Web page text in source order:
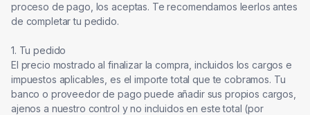
proceso de pago, los aceptas. Te recomendamos leerlos antes
de completar tu pedido.
1. Tu pedido
El precio mostrado al finalizar la compra, incluidos los cargos e
impuestos aplicables, es el importe total que te cobramos. Tu
banco o proveedor de pago puede añadir sus propios cargos,
ajenos a nuestro control y no incluidos en este total (por